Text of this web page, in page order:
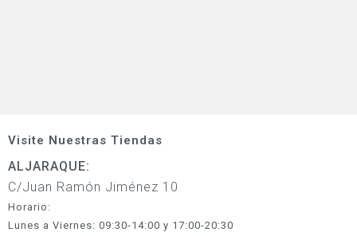
Visite Nuestras Tiendas
ALJARAQUE:
C/Juan Ramón Jiménez 10
Horario:
Lunes a Viernes: 09:30-14:00 y 17:00-20:30